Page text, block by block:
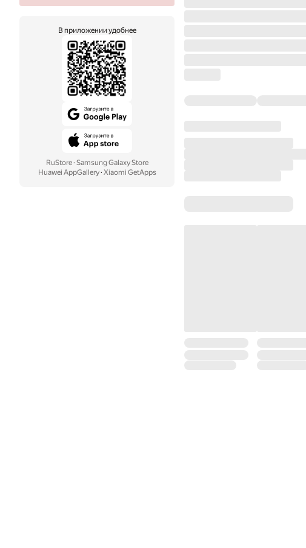
В приложении удобнее
RuStore· Samsung Galaxy Store
Huawei AppGallery· Xiaomi GetApps